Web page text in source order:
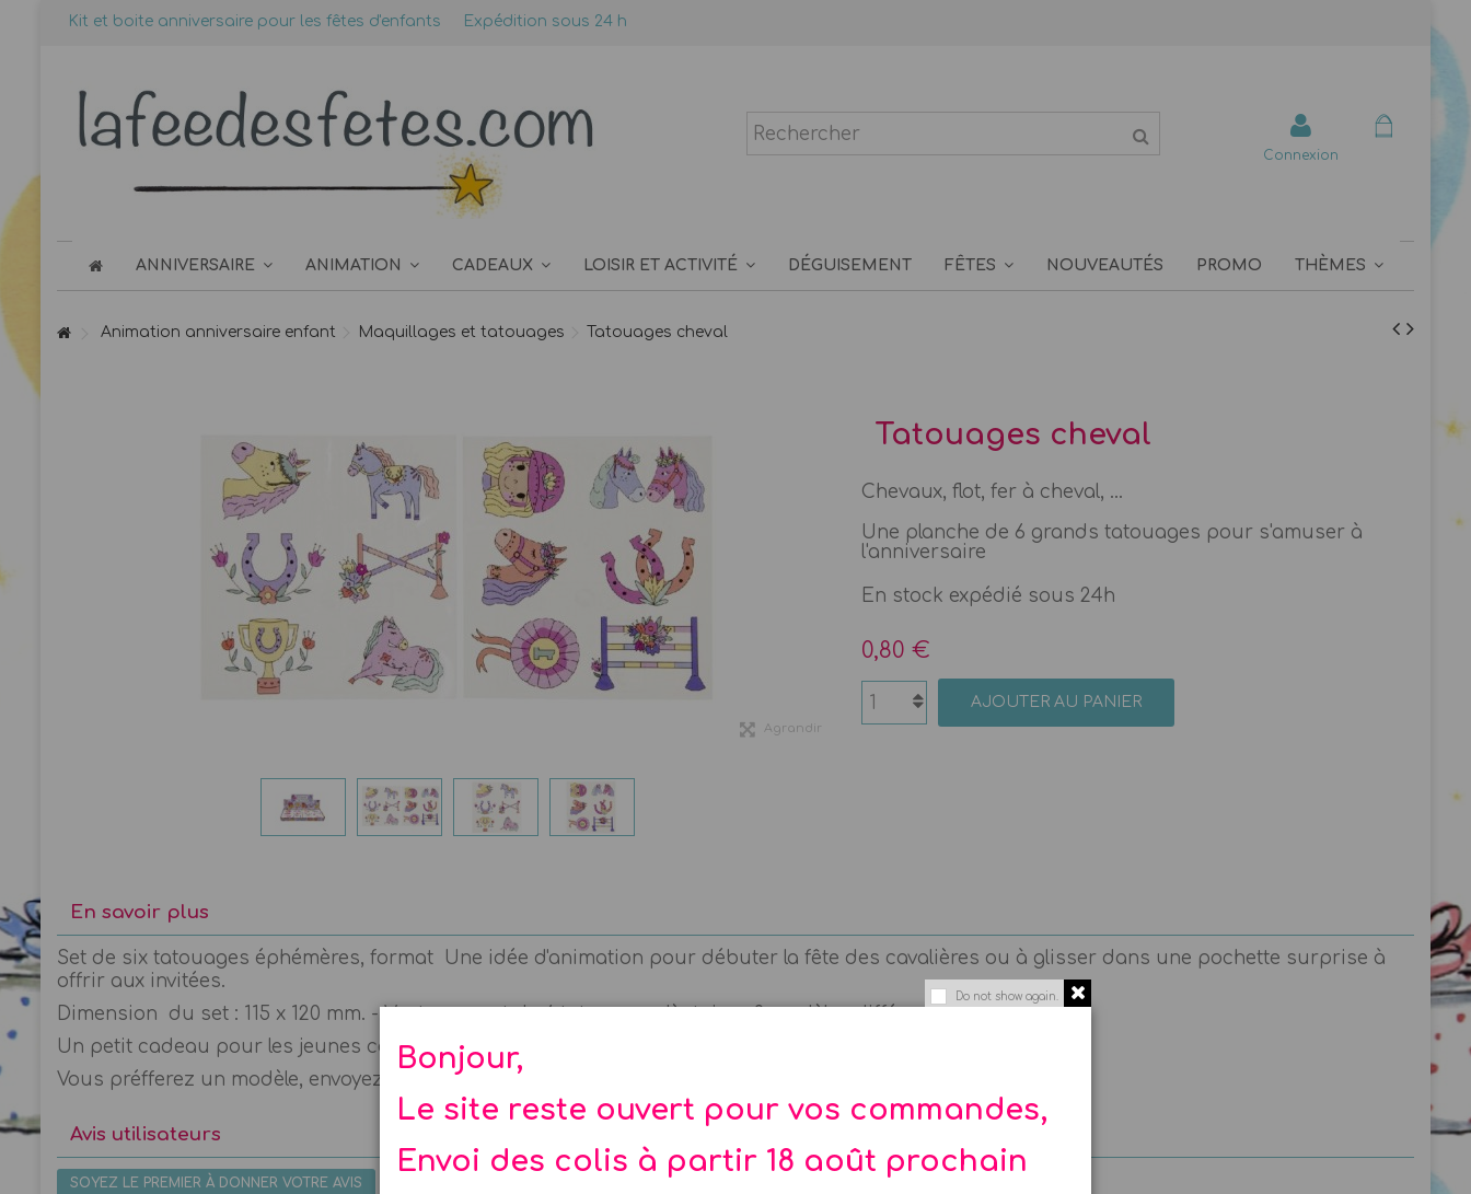
Do not show again.
Bonjour,
Le site reste ouvert pour vos commandes,
Envoi des colis à partir 18 août prochain
Kit et boite anniversaire pour les fêtes d'enfants Expédition sous 24 h
Connexion
ANNIVERSAIRE ANIMATION CADEAUX LOISIR ET ACTIVITÉ DÉGUISEMENT FÊTES NOUVEAUTÉS PROMO THÈMES
Animation anniversaire enfant Maquillages et tatouages Tatouages cheval
Agrandir
Tatouages cheval
Chevaux, flot, fer à cheval, ...
Une planche de 6 grands tatouages pour s'amuser à
l'anniversaire
En stock expédié sous 24h
0,80 €
AJOUTER AU PANIER
En savoir plus
Set de six tatouages éphémères, format Une idée d'animation pour débuter la fête des cavalières ou à glisser dans une pochette surprise à
offrir aux invitées.
Dimension du set : 115 x 120 mm. - Vente par set de 6 tatoos en alèatoire - 2 modèles différents
Un petit cadeau pour les jeunes cavalières ! La fée
Vous préfferez un modèle, envoyez un mail à la fée...
Avis utilisateurs
SOYEZ LE PREMIER À DONNER VOTRE AVIS